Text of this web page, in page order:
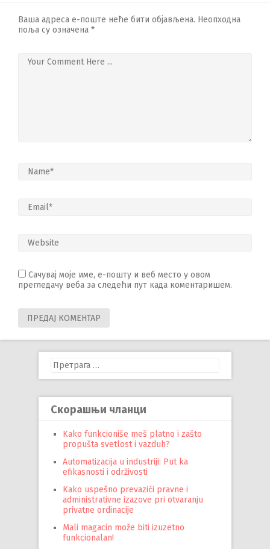
Ваша адреса е-поште неће бити објављена. Неопходна
поља су означена *
Сачувај моје име, е-пошту и веб место у овом
прегледачу веба за следећи пут када коментаришем.
Претрага
за:
Скорашњи чланци
Kako funkcioniše meš platno i zašto
propušta svetlost i vazduh?
Automatizacija u industriji: Put ka
efikasnosti i održivosti
Kako uspešno prevazići pravne i
administrativne izazove pri otvaranju
privatne ordinacije
Mali magacin može biti izuzetno
funkcionalan!